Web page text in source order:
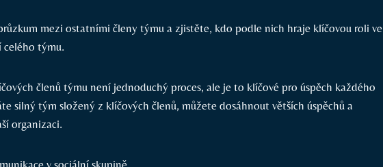
mezi ostatními členy týmu a zjistěte, ​kdo​ podle ‍nich hraje⁤ klíčovou roli ve
celého týmu.
členů týmu není ⁣jednoduchý proces,‌ ale je ‍to⁢ klíčové ​pro⁤ úspěch každého
silný tým složený z klíčových ​členů, ⁢můžete ⁤dosáhnout větších úspěchů a⁢
organizaci.